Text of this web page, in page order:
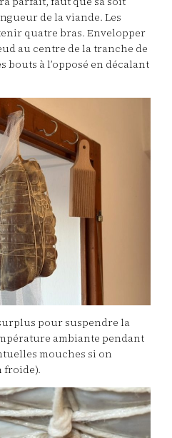
de la viande. Les
quatre bras. Envelopper
au centre de la tranche de
bouts à l’opposé en décalant
pour suspendre la
ambiante pendant
mouches si on
froide).